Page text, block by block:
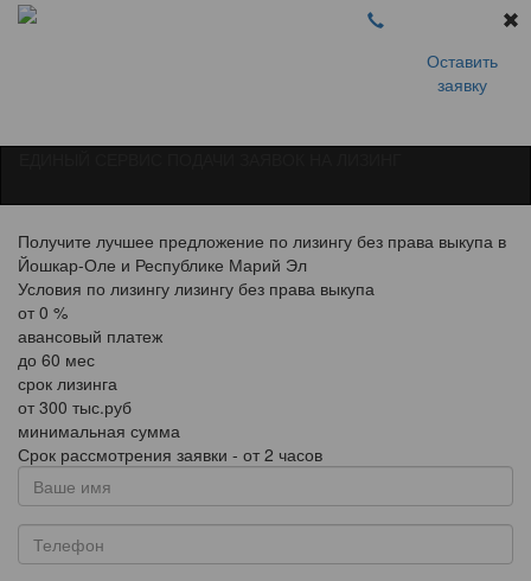
Оставить
заявку
Получите лучшее предложение по лизингу без права выкупа в
Йошкар-Оле и Республике Марий Эл
Условия по лизингу лизингу без права выкупа
от 0 %
авансовый платеж
до 60 мес
срок лизинга
от 300 тыс.руб
минимальная сумма
Срок рассмотрения заявки - от 2 часов